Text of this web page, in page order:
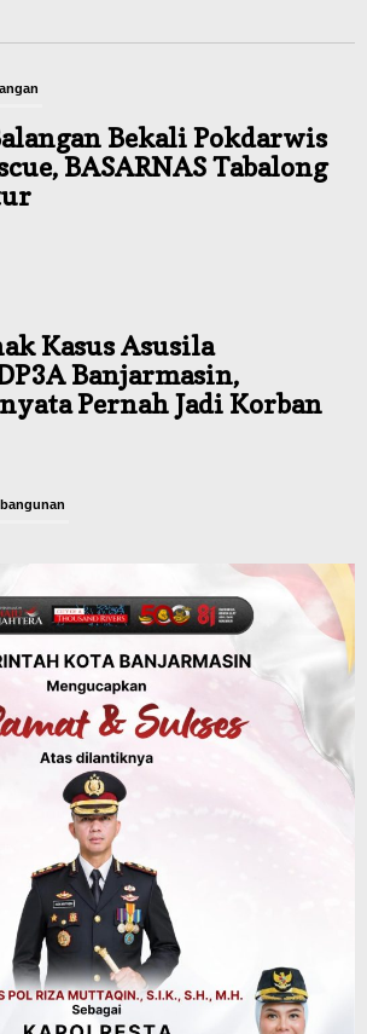
Bekali Pokdarwis
BASARNAS Tabalong
Kasus Asusila
Banjarmasin,
Pernah Jadi Korban
Tingkatkan Fasilitas
Jalan Alternatif
Adam Sempat Alami
Api Berhasil
Kadishut Kalsel
Aksi di Lapangan